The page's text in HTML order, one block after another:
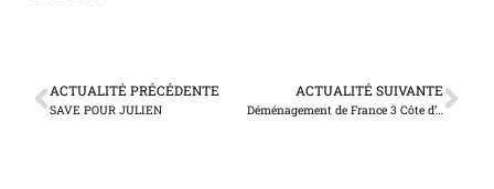
ACTUALITÉ PRÉCÉDENTE
SAVE POUR JULIEN
ACTUALITÉ SUIVANTE
Déménagement de France 3 Côte d’Azur : SOYEZ RAISONNABLES, RENOVEZ LA BRAGUE